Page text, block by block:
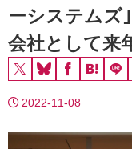
ーシステムズ
会社として来
2022-11-08